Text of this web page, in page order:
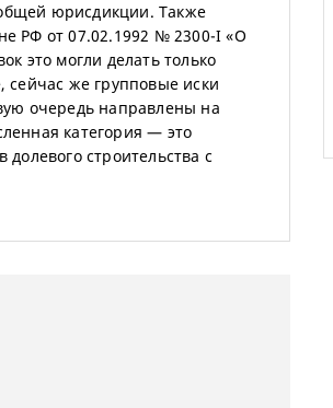
юрисдикции. Также
РФ от 07.02.1992 № 2300-I «О
это могли делать только
сейчас же групповые иски
очередь направлены на
категория — это
строительства с